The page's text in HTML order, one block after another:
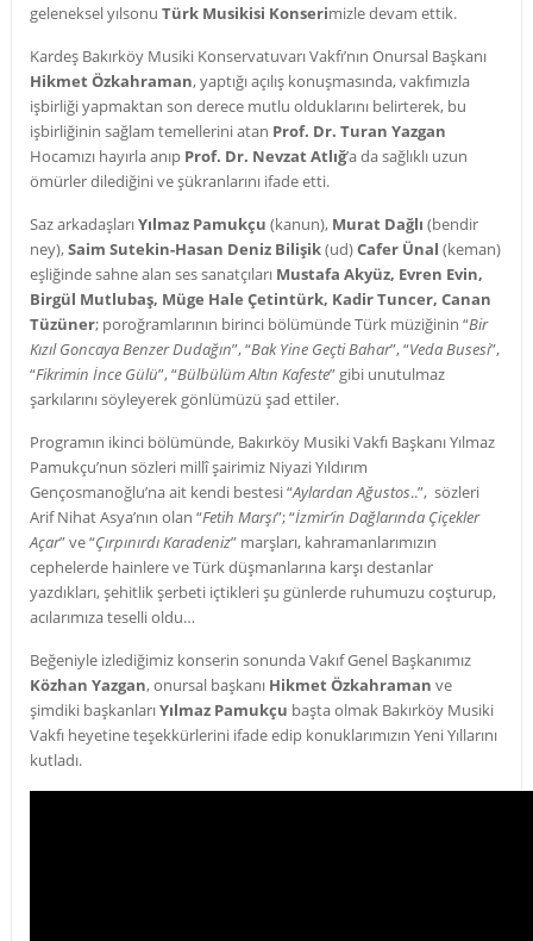
geleneksel yılsonu Türk Musikisi Konserimizle devam ettik.
Kardeş Bakırköy Musiki Konservatuvarı Vakfı’nın Onursal Başkanı
Hikmet Özkahraman, yaptığı açılış konuşmasında, vakfımızla
işbirliği yapmaktan son derece mutlu olduklarını belirterek, bu
işbirliğinin sağlam temellerini atan Prof. Dr. Turan Yazgan
Hocamızı hayırla anıp Prof. Dr. Nevzat Atlığ’a da sağlıklı uzun
ömürler dilediğini ve şükranlarını ifade etti.
Saz arkadaşlarıYılmaz Pamukçu (kanun), Murat Dağlı (bendir
ney),Saim Sutekin-Hasan Deniz Bilişik(ud)Cafer Ünal (keman)
eşliğinde sahne alan ses sanatçıları Mustafa Akyüz, Evren Evin,
Birgül Mutlubaş, Müge Hale Çetintürk, Kadir Tuncer, Canan
Tüzüner; poroğramlarının birinci bölümünde Türk müziğinin “Bir
Kızıl Goncaya Benzer Dudağın”, “Bak Yine Geçti Bahar”, “Veda Busesi”,
“Fikrimin İnce Gülü”, “Bülbülüm Altın Kafeste” gibi unutulmaz
şarkılarını söyleyerek gönlümüzü şad ettiler.
Programın ikinci bölümünde, Bakırköy Musiki Vakfı Başkanı Yılmaz
Pamukçu’nun sözleri millî şairimiz Niyazi Yıldırım
Gençosmanoğlu’na ait kendi bestesi “Aylardan Ağustos..”, sözleri
Arif Nihat Asya’nın olan “Fetih Marşı”; “İzmir’in Dağlarında Çiçekler
Açar” ve “Çırpınırdı Karadeniz” marşları, kahramanlarımızın
cephelerde hainlere ve Türk düşmanlarına karşı destanlar
yazdıkları, şehitlik şerbeti içtikleri şu günlerde ruhumuzu coşturup,
acılarımıza teselli oldu…
Beğeniyle izlediğimiz konserin sonunda Vakıf Genel Başkanımız
Közhan Yazgan, onursal başkanı Hikmet Özkahraman ve
şimdiki başkanlarıYılmaz Pamukçu başta olmak Bakırköy Musiki
Vakfı heyetine teşekkürlerini ifade edip konuklarımızın Yeni Yıllarını
kutladı.